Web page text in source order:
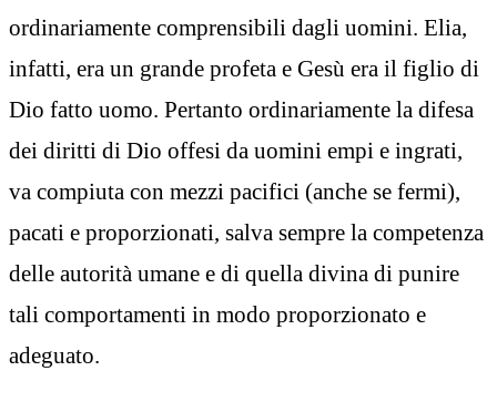
ordinariamente comprensibili dagli uomini. Elia,
infatti, era un grande profeta e Gesù era il figlio di
Dio fatto uomo. Pertanto ordinariamente la difesa
dei diritti di Dio offesi da uomini empi e ingrati,
va compiuta con mezzi pacifici (anche se fermi),
pacati e proporzionati, salva sempre la competenza
delle autorità umane e di quella divina di punire
tali comportamenti in modo proporzionato e
adeguato.